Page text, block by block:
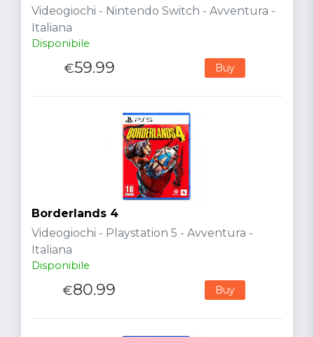
Videogiochi - Nintendo Switch - Avventura -
Italiana
Disponibile
€59.99 Buy
Borderlands 4
Videogiochi - Playstation 5 - Avventura -
Italiana
Disponibile
€80.99 Buy